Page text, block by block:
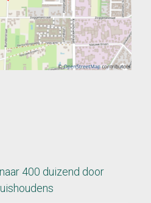
400 duizend door